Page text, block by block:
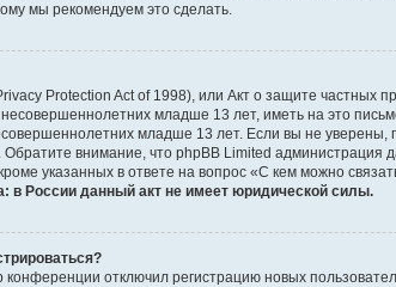
мы рекомендуем это сделать.
Protection Act of 1998), или Акт о защите
младше 13 лет, иметь на это
младше 13 лет. Если вы не уверены,
Обратите внимание, что phpBB Limited
указанных в ответе на вопрос «С кем можно
в России данный акт не имеет юридической силы.
отключил регистрацию новых